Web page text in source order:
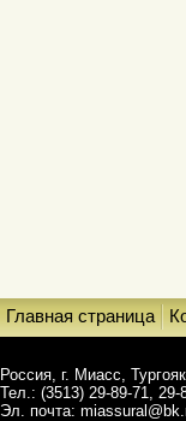
Главная страница
Россия, г. Миасс,
Тел.: (3513) 29-89-71,
Эл. почта: